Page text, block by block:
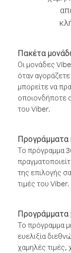
Πακέτα
Οι μονάδες
όταν
μπορείτε να
οποιονδήποτε
του Viber.
Προγράμματα
Το πρόγραμμα
της επιλογής
τιμές του Viber.
Προγράμματα
Το πρόγραμμα
ευελιξία
χαμηλές τιμές,